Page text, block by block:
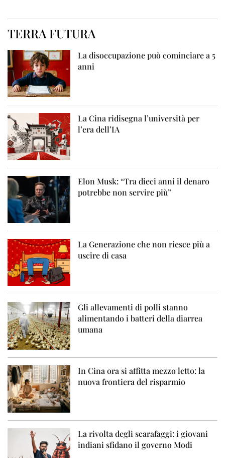
TERRA FUTURA
La disoccupazione può cominciare a 5
anni
La Cina ridisegna l’università per
l’era dell’IA
Elon Musk: “Tra dieci anni il denaro
potrebbe non servire più”
La Generazione che non riesce più a
uscire di casa
Gli allevamenti di polli stanno
alimentando i batteri della diarrea
umana
In Cina ora si affitta mezzo letto: la
nuova frontiera del risparmio
La rivolta degli scarafaggi: i giovani
indiani sfidano il governo Modi